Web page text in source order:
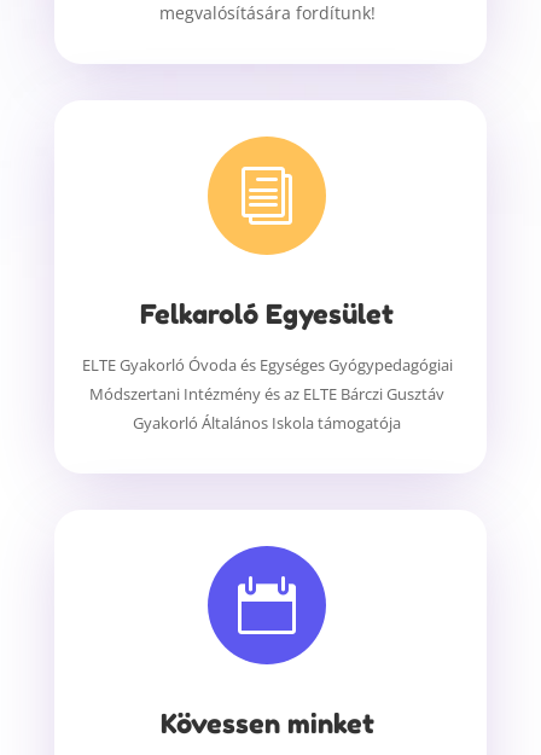
megvalósítására fordítunk!
i
Felkaroló Egyesület
ELTE Gyakorló Óvoda és Egységes Gyógypedagógiai
Módszertani Intézményés az ELTE Bárczi Gusztáv
Gyakorló Általános Iskolatámogatója

Kövessen minket